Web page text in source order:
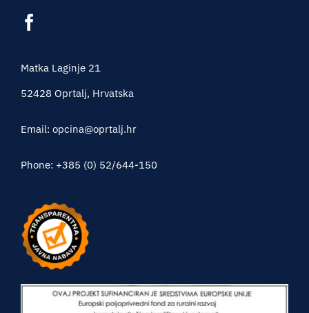
Matka Laginje 21
52428 Oprtalj, Hrvatska
Email: opcina@oprtalj.hr
Phone: +385 (0) 52/644-150